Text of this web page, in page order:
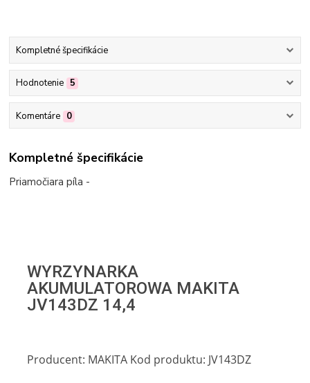
Kompletné špecifikácie
Hodnotenie 5
Komentáre 0
Kompletné špecifikácie
Priamočiara píla -
WYRZYNARKA
AKUMULATOROWA MAKITA
JV143DZ 14,4
Producent: MAKITA Kod produktu: JV143DZ